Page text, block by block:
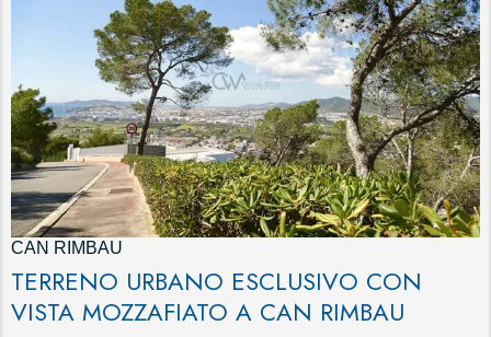
CAN RIMBAU
TERRENO URBANO ESCLUSIVO CON
VISTA MOZZAFIATO A CAN RIMBAU